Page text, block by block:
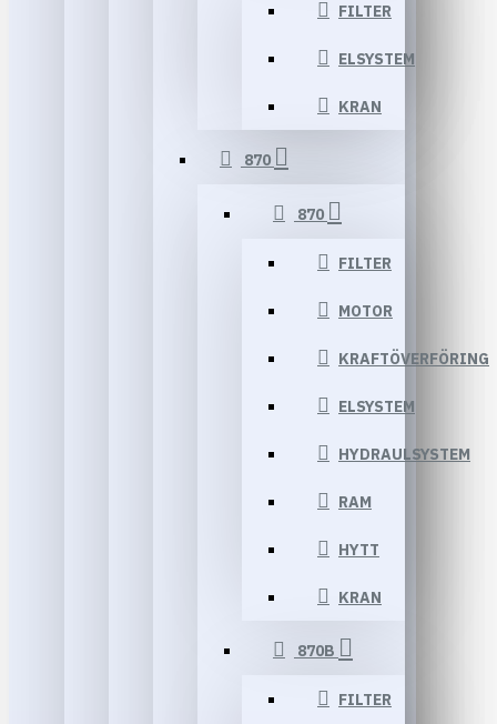
FILTER
ELSYSTEM
KRAN
870
870
FILTER
MOTOR
KRAFTÖVERFÖRING
ELSYSTEM
HYDRAULSYSTEM
RAM
HYTT
KRAN
870B
FILTER